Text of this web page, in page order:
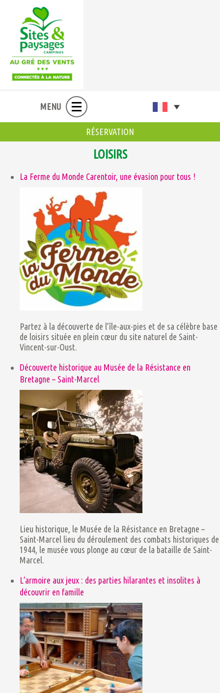
MENU
RÉSERVATION
LOISIRS
La Ferme du Monde Carentoir, une évasion pour tous !
Partez à la découverte de l’île-aux-pies et de sa célèbre base
de loisirs située en plein cœur du site naturel de Saint-
Vincent-sur-Oust.
Découverte historique au Musée de la Résistance en
Bretagne – Saint-Marcel
Lieu historique, le Musée de la Résistance en Bretagne –
Saint-Marcel lieu du déroulement des combats historiques de
1944, le musée vous plonge au cœur de la bataille de Saint-
Marcel.
L’armoire aux jeux : des parties hilarantes et insolites à
découvrir en famille